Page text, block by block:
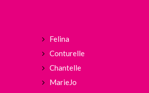
Felina
Conturelle
Chantelle
MarieJo